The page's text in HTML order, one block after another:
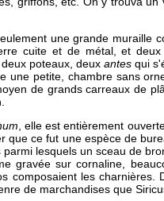
une grande muraille
cuite et de métal, et
poteaux, deux antesqui
une petite, chambre sans
de grands carreaux de
, elle est entièrement
ce fut une espèce de
lesquels un sceau de
gravée sur cornaline,
composaient les charnières.
de marchandises que